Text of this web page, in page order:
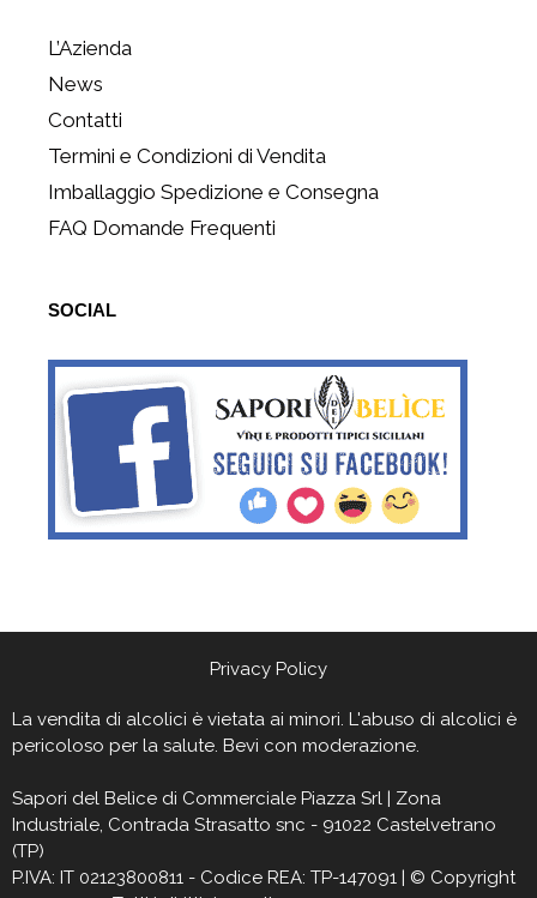
L’Azienda
News
Contatti
Termini e Condizioni di Vendita
Imballaggio Spedizione e Consegna
FAQ Domande Frequenti
SOCIAL
Privacy Policy
La vendita di alcolici è vietata ai minori. L'abuso di alcolici è
pericoloso per la salute. Bevi con moderazione.
Sapori del Belìce di Commerciale Piazza Srl | Zona
Industriale, Contrada Strasatto snc - 91022 Castelvetrano
(TP)
P.IVA: IT 02123800811 - Codice REA: TP-147091 | © Copyright